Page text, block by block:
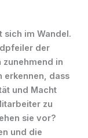
sich im Wandel.
der
in
erkennen, dass
und Macht
zu
sie vor?
und die